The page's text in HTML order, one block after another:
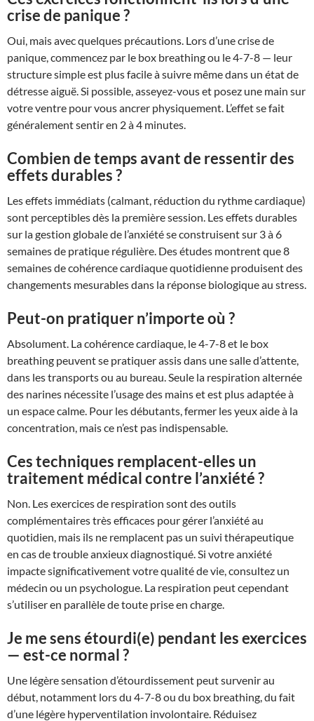
crise de panique ?
Oui, mais avec quelques précautions. Lors d’une crise de
panique, commencez par le box breathing ou le 4-7-8 — leur
structure simple est plus facile à suivre même dans un état de
détresse aiguë. Si possible, asseyez-vous et posez une main sur
votre ventre pour vous ancrer physiquement. L’effet se fait
généralement sentir en 2 à 4 minutes.
Combien de temps avant de ressentir des
effets durables ?
Les effets immédiats (calmant, réduction du rythme cardiaque)
sont perceptibles dès la première session. Les effets durables
sur la gestion globale de l’anxiété se construisent sur 3 à 6
semaines de pratique régulière. Des études montrent que 8
semaines de cohérence cardiaque quotidienne produisent des
changements mesurables dans la réponse biologique au stress.
Peut-on pratiquer n’importe où ?
Absolument. La cohérence cardiaque, le 4-7-8 et le box
breathing peuvent se pratiquer assis dans une salle d’attente,
dans les transports ou au bureau. Seule la respiration alternée
des narines nécessite l’usage des mains et est plus adaptée à
un espace calme. Pour les débutants, fermer les yeux aide à la
concentration, mais ce n’est pas indispensable.
Ces techniques remplacent-elles un
traitement médical contre l’anxiété ?
Non. Les exercices de respiration sont des outils
complémentaires très efficaces pour gérer l’anxiété au
quotidien, mais ils ne remplacent pas un suivi thérapeutique
en cas de trouble anxieux diagnostiqué. Si votre anxiété
impacte significativement votre qualité de vie, consultez un
médecin ou un psychologue. La respiration peut cependant
s’utiliser en parallèle de toute prise en charge.
Je me sens étourdi(e) pendant les exercices
— est-ce normal ?
Une légère sensation d’étourdissement peut survenir au
début, notamment lors du 4-7-8 ou du box breathing, du fait
d’une légère hyperventilation involontaire. Réduisez